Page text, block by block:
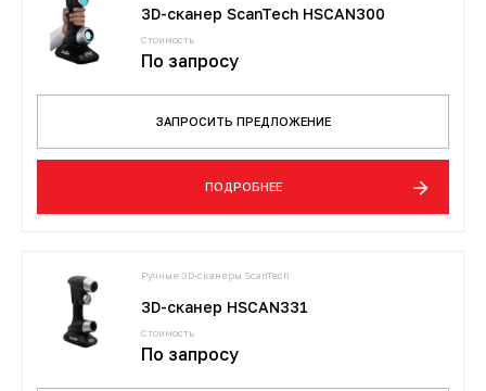
3D-сканер ScanTech HSCAN300
Стоимость
По запросу
ЗАПРОСИТЬ ПРЕДЛОЖЕНИЕ
ПОДРОБНЕЕ
Ручные 3D-сканеры ScanTech
3D-сканер HSCAN331
Стоимость
По запросу